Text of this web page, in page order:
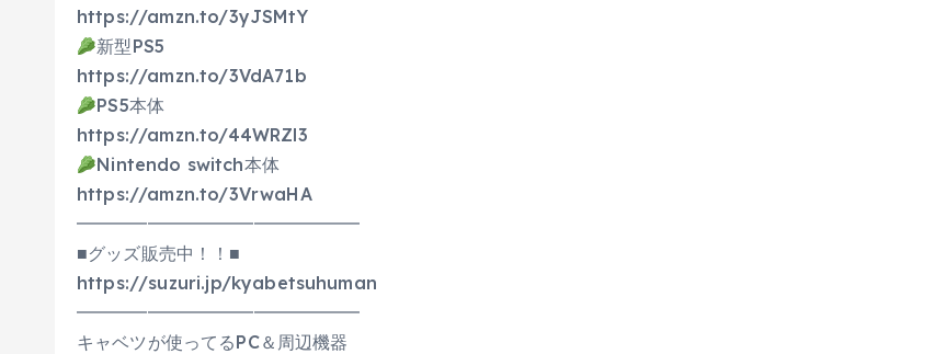
https://amzn.to/3yJSMtY
新型PS5
https://amzn.to/3VdA71b
PS5本体
https://amzn.to/44WRZl3
Nintendo switch本体
https://amzn.to/3VrwaHA
━━━━━━━━━━━━━━━━
■グッズ販売中！！■
https://suzuri.jp/kyabetsuhuman
━━━━━━━━━━━━━━━━
キャベツが使ってるPC＆周辺機器